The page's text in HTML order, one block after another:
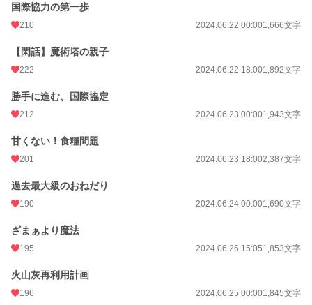
国際協力の第一歩
210 2024.06.22 00:001,666文字
【閑話】魔術塔の親子
222 2024.06.22 18:001,892文字
勝手に進む、国際協定
212 2024.06.23 00:001,943文字
甘くない！食糧問題
201 2024.06.23 18:002,387文字
過去最大級のおねだり
190 2024.06.24 00:001,690文字
ざまぁより魔法
195 2024.06.26 15:051,853文字
火山灰再利用計画
196 2024.06.25 00:001,845文字